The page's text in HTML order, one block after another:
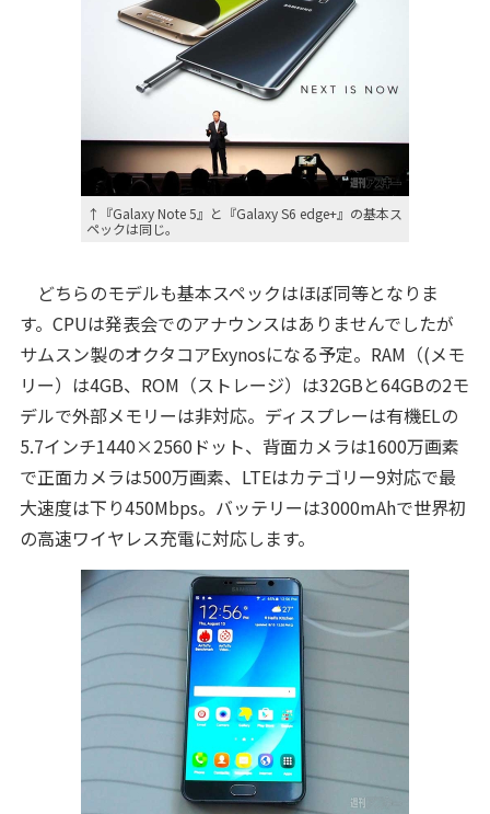
↑『Galaxy Note 5』と『Galaxy S6 edge+』の基本ス
ペックは同じ。
どちらのモデルも基本スペックはほぼ同等となりま
す。CPUは発表会でのアナウンスはありませんでしたが
サムスン製のオクタコアExynosになる予定。RAM（(メモ
リー）は4GB、ROM（ストレージ）は32GBと64GBの2モ
デルで外部メモリーは非対応。ディスプレーは有機ELの
5.7インチ1440×2560ドット、背面カメラは1600万画素
で正面カメラは500万画素、LTEはカテゴリー9対応で最
大速度は下り450Mbps。バッテリーは3000mAhで世界初
の高速ワイヤレス充電に対応します。